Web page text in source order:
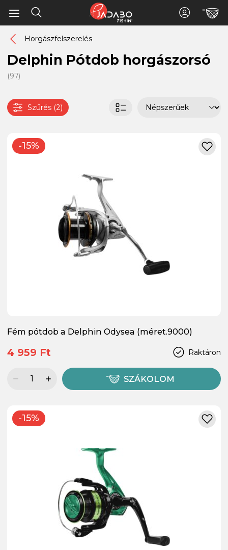
Horgászfelszerelés
Delphin Pótdob horgászorsó
(97)
Szűrés (2)
-15%
Fém pótdob a Delphin Odysea (méret.9000)
Raktáron
4 959 Ft
SZÁKOLOM
-15%